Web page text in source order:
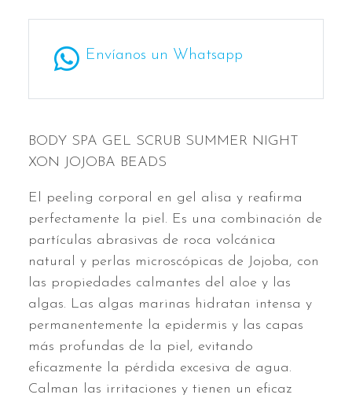
Envíanos un Whatsapp
BODY SPA GEL SCRUB SUMMER NIGHT
XON JOJOBA BEADS
El peeling corporal en gel alisa y reafirma
perfectamente la piel. Es una combinación de
partículas abrasivas de roca volcánica
natural y perlas microscópicas de Jojoba, con
las propiedades calmantes del aloe y las
algas. Las algas marinas hidratan intensa y
permanentemente la epidermis y las capas
más profundas de la piel, evitando
eficazmente la pérdida excesiva de agua.
Calman las irritaciones y tienen un eficaz